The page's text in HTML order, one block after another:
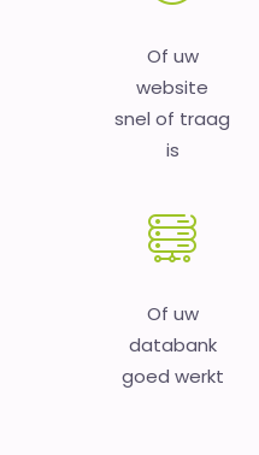
Of uw
website
snel of traag
is
Of uw
databank
goed werkt